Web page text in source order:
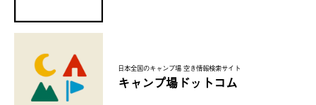
日本全国のキャンプ場 空き情報検索サイト
キャンプ場ドットコム